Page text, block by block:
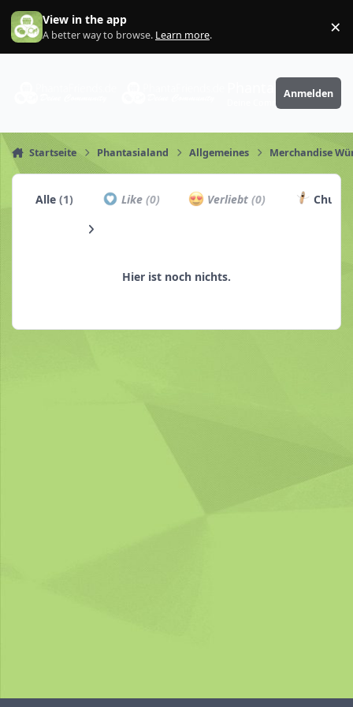
Zum Inhalt springen
View in the app
A better way to browse. Learn more. ×
PhantaFriends.de
Anmelden
Startseite Phantasialand Allgemeines Merchandise
Alle(1) Like (0) Verliebt(0)
Hier ist noch nichts.